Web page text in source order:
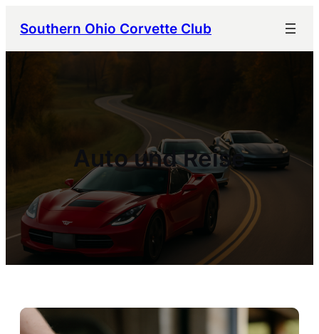
InhaltSouthern Ohio Corvette Club
Auto und Reise